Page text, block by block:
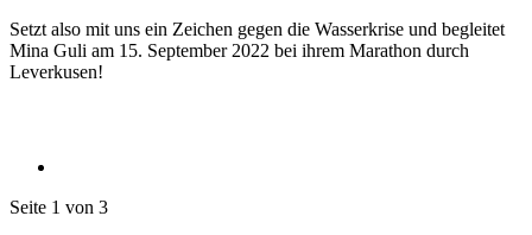
Setzt also mit uns ein Zeichen gegen die Wasserkrise und begleitet
Mina Guli am 15. September 2022 bei ihrem Marathon durch
Leverkusen!
Seite 1 von 3